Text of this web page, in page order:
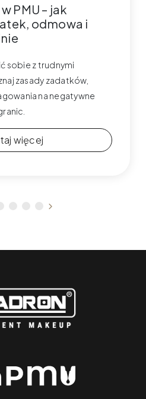
PMU – jak
odmowa i
sobie z trudnymi
zasady zadatków,
na negatywne
więcej